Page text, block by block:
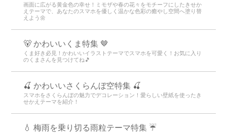
画面に広がる黄金色の幸せ！ミモザや春の花々をモチーフにしたきせか
えテーマで、あなたのスマホを優しく温かな色彩の癒やし空間へ塗り替
えよう🌼
🐻 かわいいくま特集 🤎
くま好き必見！かわいいイラストテーマでスマホを可愛く！お気に入り
のくまさんを見つけてね🎵
🍒 かわいいさくらんぼ空特集 🍒
スマホをさくらんぼの魅力でデコレーション！愛らしい壁紙を使ったき
せかえテーマを紹介！
💧 梅雨を乗り切る雨粒テーマ特集 ☔